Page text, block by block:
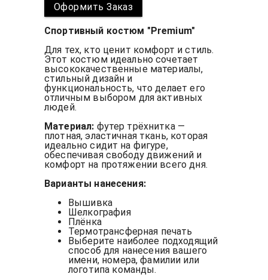
Оформить Заказ
Спортивный костюм "Premium"
Для тех, кто ценит комфорт и стиль.
Этот костюм идеально сочетает
высококачественные материалы,
стильный дизайн и
функциональность, что делает его
отличным выбором для активных
людей.
Материал: футер трёхнитка —
плотная, эластичная ткань, которая
идеально сидит на фигуре,
обеспечивая свободу движений и
комфорт на протяжении всего дня.
Варианты нанесения:
Вышивка
Шелкография
Плёнка
Термотрансферная печать
Выберите наиболее подходящий
способ для нанесения вашего
имени, номера, фамилии или
логотипа команды.